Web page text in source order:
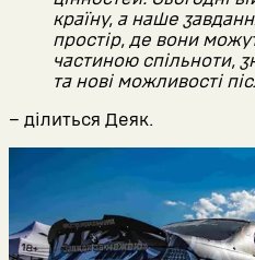
країну, а наше
простір, де вони
частиною спільноти,
та нові можливості
– ділиться Деяк.